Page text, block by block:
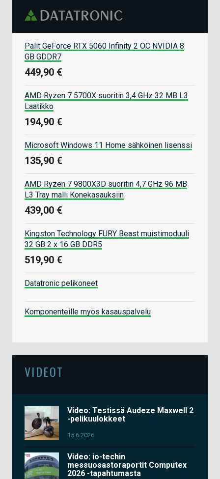
Palit GeForce RTX 5060 Infinity 2 OC NVIDIA 8
GB GDDR7
449,90 €
AMD Ryzen 7 5700X suoritin 3,4 GHz 32 MB L3
Laatikko
194,90 €
Microsoft Windows 11 Home sähköinen lisenssi
135,90 €
AMD Ryzen 7 9800X3D suoritin 4,7 GHz 96 MB
L3 Tray malli Konekasauksiin
439,00 €
Kingston Technology FURY Beast muistimoduuli
32 GB 2 x 16 GB DDR5
519,90 €
Datatronic pelikoneet
Komponenteille myös kasauspalvelu
VIDEOT
Video: Testissä Audeze Maxwell 2
-pelikuulokkeet
15.6.2026
Video: io-techin
messuosastoraportit Computex
2026 -tapahtumasta